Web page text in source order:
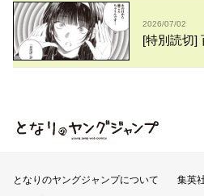
2026/07/02
[特別読切]
となりのヤング
となりのヤングジャンプについて
集英